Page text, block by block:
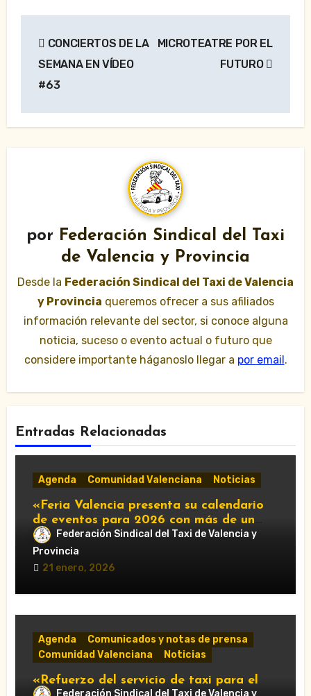
de
entradas
CONCIERTOS DE LA
SEMANA EN VÍDEO
#63
MICROTEATRE POR EL
FUTURO
por Federación Sindical del Taxi
de Valencia y Provincia
Desde la Federación Sindical del Taxi de Valencia
y Provincia queremos ofrecer a sus afiliados
información relevante del sector, si conoce alguna
noticia, suceso o evento actual o futuro que
considere importante háganoslo llegar a por email .
Entradas Relacionadas
Agenda Comunidad Valenciana Noticias
«Feria Valencia presenta su calendario
de eventos para 2026 con más de un
centenar de citas»
Federación Sindical del Taxi de Valencia y
Provincia
21 enero, 2026
Agenda
Comunicados y notas de prensa
Comunidad Valenciana
Noticias
«Refuerzo del servicio de taxi para el
Federación Sindical del Taxi de Valencia y